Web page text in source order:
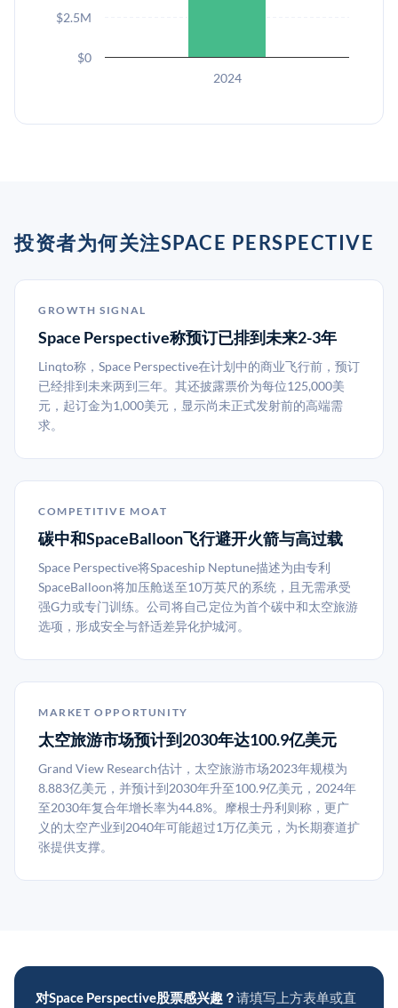
2024
$0
$2.5M
投资者为何关注SPACE PERSPECTIVE
GROWTH SIGNAL
Space Perspective称预订已排到未来2-3年
Linqto称，Space Perspective在计划中的商业飞行前，预订
已经排到未来两到三年。其还披露票价为每位125,000美
元，起订金为1,000美元，显示尚未正式发射前的高端需
求。
COMPETITIVE MOAT
碳中和SpaceBalloon飞行避开火箭与高过载
Space Perspective将Spaceship Neptune描述为由专利
SpaceBalloon将加压舱送至10万英尺的系统，且无需承受
强G力或专门训练。公司将自己定位为首个碳中和太空旅游
选项，形成安全与舒适差异化护城河。
MARKET OPPORTUNITY
太空旅游市场预计到2030年达100.9亿美元
Grand View Research估计，太空旅游市场2023年规模为
8.883亿美元，并预计到2030年升至100.9亿美元，2024年
至2030年复合年增长率为44.8%。摩根士丹利则称，更广
义的太空产业到2040年可能超过1万亿美元，为长期赛道扩
张提供支撑。
对Space Perspective股票感兴趣？请填写上方表单或直